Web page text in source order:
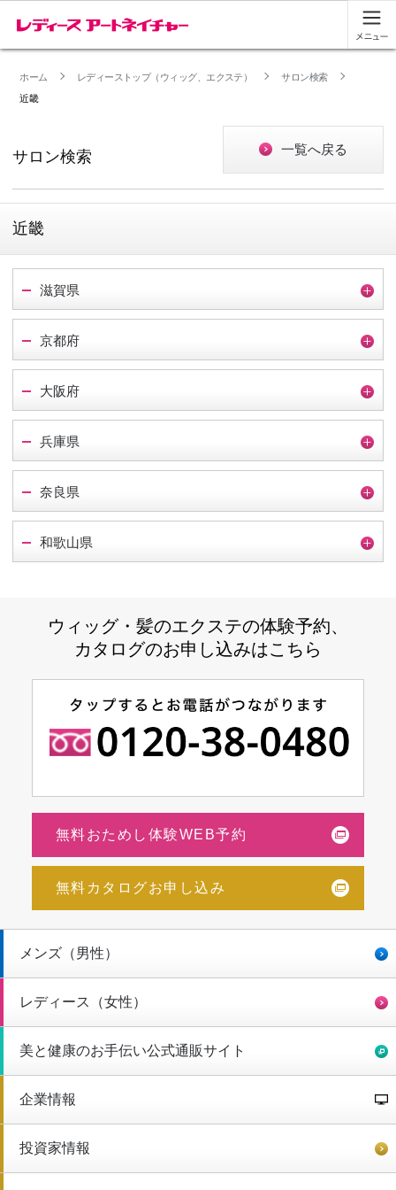
ホーム レディーストップ（ウィッグ、エクステ）
サロン検索
近畿
サロン検索 一覧へ戻る
近畿
滋賀県
京都府
大阪府
兵庫県
奈良県
和歌山県
ウィッグ・髪のエクステの体験予約、
カタログのお申し込みはこちら
無料おためし体験WEB予約
無料カタログお申し込み
メンズ（男性）
レディース（女性）
美と健康のお手伝い公式通販サイト
企業情報
投資家情報